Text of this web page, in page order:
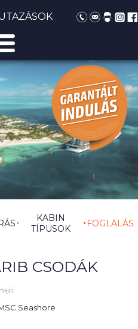
KABIN
TÍPUSOK
FOGLALÁS
CSODÁK
Seashore